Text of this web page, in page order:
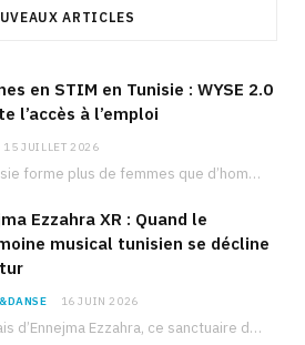
ARTICLES
en STIM en Tunisie : WYSE 2.0
l’accès à l’emploi
15 JUILLET 2026
La Tunisie forme plus de femmes que d’hommes dans les filières scientifiques. Pourtant, pour beaucoup…
Ezzahra XR : Quand le
musical tunisien se décline
16 JUIN 2026
Le palais d’Ennejma Ezzahra, ce sanctuaire de la musique tunisienne et méditerranéenne construit par le…